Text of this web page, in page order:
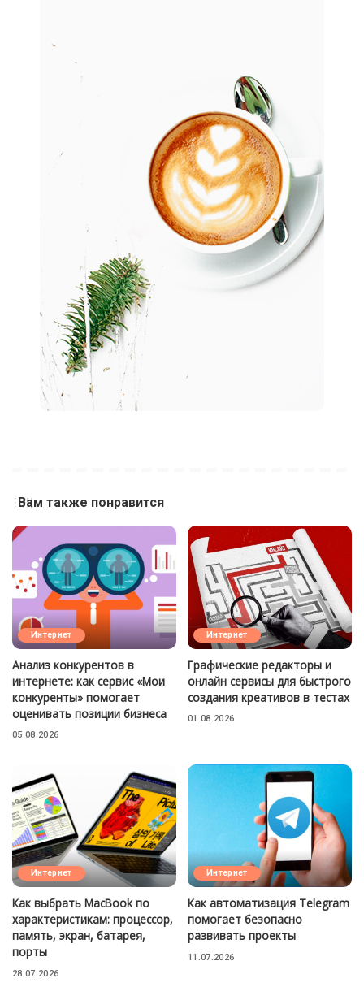
Вам также понравится
Интернет
Анализ конкурентов в
интернете: как сервис «Мои
конкуренты» помогает
оценивать позиции бизнеса
05.08.2026
Интернет
Графические редакторы и
онлайн сервисы для быстрого
создания креативов в тестах
01.08.2026
Интернет
Как выбрать MacBook по
характеристикам: процессор,
память, экран, батарея,
порты
28.07.2026
Интернет
Как автоматизация Telegram
помогает безопасно
развивать проекты
11.07.2026